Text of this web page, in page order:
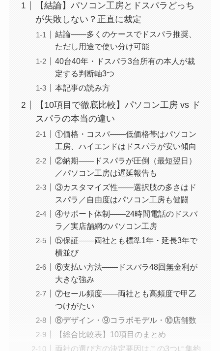
【結論】パソコン工房とドスパラどっち
が失敗しない？正直に裁定
結論——多くのケースでドスパラ推奨、
ただし用途で使い分け可能
40台40年・ドスパラ3台所有の本人が裁
定する判断軸3つ
本記事の読み方
【10項目で徹底比較】パソコン工房 vs ド
スパラの本当の違い
①価格・コスパ——低価格帯はパソコン
工房、ハイエンドはドスパラが安い傾向
②納期——ドスパラが圧倒（最短翌日）
／パソコン工房は遅延報告も
③カスタマイズ性——選択肢の多さはド
スパラ／自由度はパソコン工房も健闘
④サポート体制——24時間電話のドスパ
ラ／実店舗網のパソコン工房
⑤保証——両社とも標準1年・延長3年で
横並び
⑥支払い方法——ドスパラ48回無金利が
大きな強み
⑦セール頻度——両社とも高頻度で甲乙
つけがたい
⑧デザイン・⑨コラボモデル・⑩店舗数
【総合比較表】10項目のまとめ
両社の選び方の決定要因はこの3つに集約